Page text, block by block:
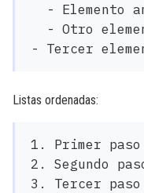
  -
  -
-
Listas ordenadas:
1.
2.
3.